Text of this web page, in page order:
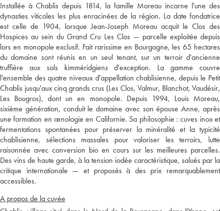
Installée à Chablis depuis 1814, la famille Moreau incarne l'une des
dynasties viticoles les plus enracinées de la région. La date fondatrice
est celle de 1904, lorsque Jean-Joseph Moreau acquit le Clos des
Hospices au sein du Grand Cru Les Clos — parcelle exploitée depuis
lors en monopole exclusif. Fait rarissime en Bourgogne, les 65 hectares
du domaine sont réunis en un seul tenant, sur un terroir d'ancienne
truffière aux sols kimméridgiens d'exception. La gamme couvre
l'ensemble des quatre niveaux d'appellation chablisienne, depuis le Petit
Chablis jusqu'aux cinq grands crus (Les Clos, Valmur, Blanchot, Vaudésir,
Les Bougros), dont un en monopole. Depuis 1994, Louis Moreau,
sixième génération, conduit le domaine avec son épouse Anne, après
une formation en œnologie en Californie. Sa philosophie : cuves inox et
fermentations spontanées pour préserver la minéralité et la typicité
chablisienne, sélections massales pour valoriser les terroirs, lutte
raisonnée avec conversion bio en cours sur les meilleures parcelles.
Des vins de haute garde, à la tension iodée caractéristique, salués par la
critique internationale — et proposés à des prix remarquablement
accessibles.
A propos de la cuvée